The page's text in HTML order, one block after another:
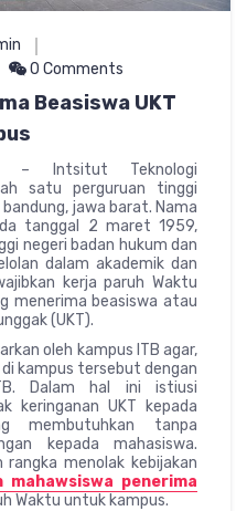
0 Comments
Beasiswa UKT
– Intsitut Teknologi
satu perguruan tinggi
jawa barat. Nama
tanggal 2 maret 1959,
negeri badan hukum dan
dalam akademik dan
kerja paruh Waktu
menerima beasiswa atau
(UKT).
oleh kampus ITB agar,
kampus tersebut dengan
Dalam hal ini istiusi
keringanan UKT kepada
membutuhkan tanpa
kepada mahasiswa.
menolak kebijakan
mahawsiswa penerima
Waktu untuk kampus.